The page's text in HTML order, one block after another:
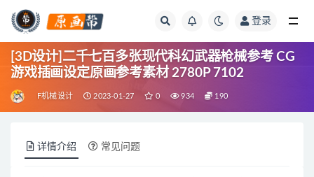
登录
[3D设计]二千七百多张现代科幻武器枪械参考 CG
游戏插画设定原画参考素材 2780P 7102
F机械设计 2023-01-27 0 934 190
详情介绍 常见问题